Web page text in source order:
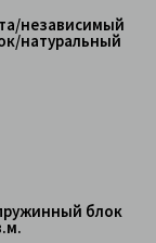
независимый
натуральный
блок